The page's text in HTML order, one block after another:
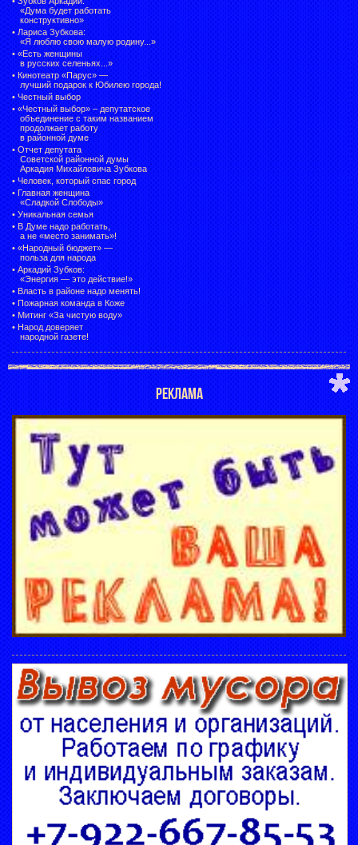
«Дума будет работать
конструктивно»
• Лариса Зубкова:
«Я люблю свою малую родину...»
• «Есть женщины
в русских селеньях...»
• Кинотеатр «Парус» —
лучший подарок к Юбилею города!
• Честный выбор
• «Честный выбор» – депутатское
объединение с таким названием
продолжает работу
в районной думе
• Отчет депутата
Советской районной думы
Аркадия Михайловича Зубкова
• Человек, который спас город
• Главная женщина
«Сладкой Слободы»
• Уникальная семья
• В Думе надо работать,
а не «место занимать»!
• «Народный бюджет» —
польза для народа
• Аркадий Зубков:
«Энергия — это действие!»
• Власть в районе надо менять!
• Пожарная команда в Коже
• Митинг «За чистую воду»
• Народ доверяет
народной газете!
РЕКЛАМА